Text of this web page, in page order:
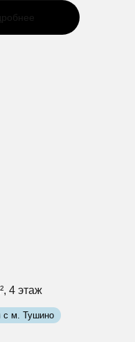
4 этаж
с м. Тушино